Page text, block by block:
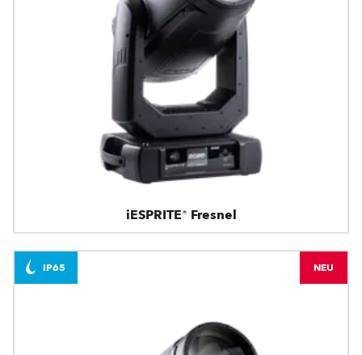
iESPRITE® Fresnel
IP65 NEU